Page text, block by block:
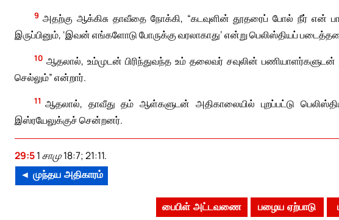
9 அதற்கு ஆக்கிசு தாவீதை நோக்கி, “கடவுளின் தூதரைப் போல் நீர் என்
இருப்பினும், ‘இவன் எங்களோடு போருக்கு வரலாகாது’ என்று பெலிஸ்தியப்
10 ஆதலால், உம்முடன் பிரிந்துவந்த உம் தலைவர் சவுலின் பணியாளர்களுடன்
செல்லும்” என்றார்.
11 ஆதலால், தாவீது தம் ஆள்களுடன் அதிகாலையில் புறப்பட்டு
இஸ்ரயேலுக்குச் சென்றனர்.
29:51 சாமு 18:7; 21:11.
◄ முந்தய அதிகாரம்
பைபிள் அட்டவணை பழைய ஏற்பாடு